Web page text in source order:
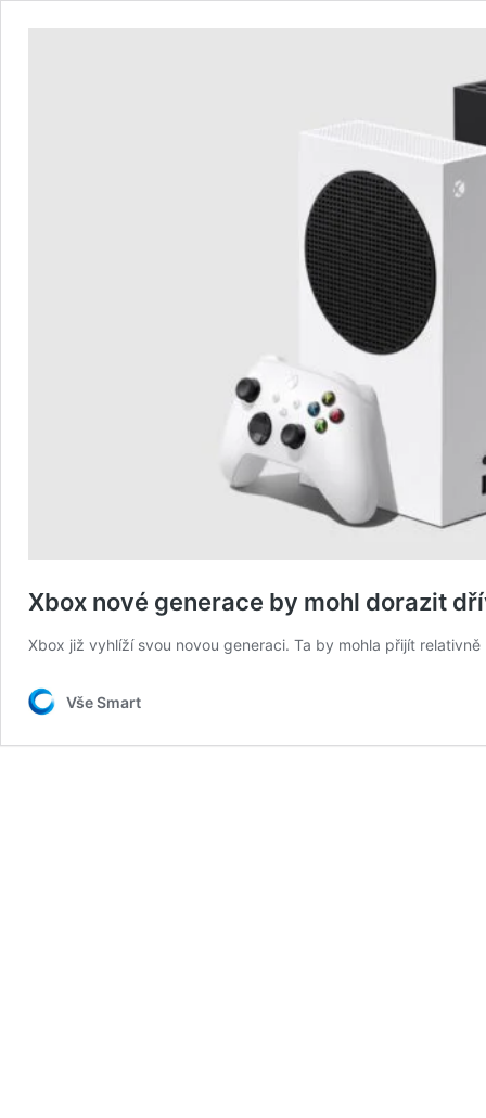
Xbox nové generace by mohl dorazit
Xbox již vyhlíží svou novou generaci. Ta by mohla přijít
Vše Smart